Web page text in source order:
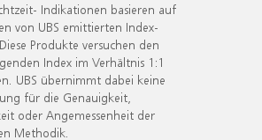
Indikationen basieren auf
von UBS emittierten Index-
Produkte versuchen den
Index im Verhältnis 1:1
UBS übernimmt dabei keine
für die Genauigkeit,
oder Angemessenheit der
Methodik.